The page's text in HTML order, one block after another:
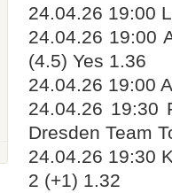
24.04.26 19:00
24.04.26 19:00
(4.5) Yes 1.36
24.04.26 19:00
24.04.26 19:30
Dresden Team
24.04.26 19:30
2 (+1) 1.32